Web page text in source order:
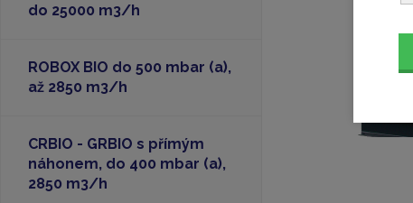
do 25000 m3/h
ROBOX BIO do 500 mbar (a),
až 2850 m3/h
CRBIO - GRBIO s přímým
náhonem, do 400 mbar (a),
2850 m3/h